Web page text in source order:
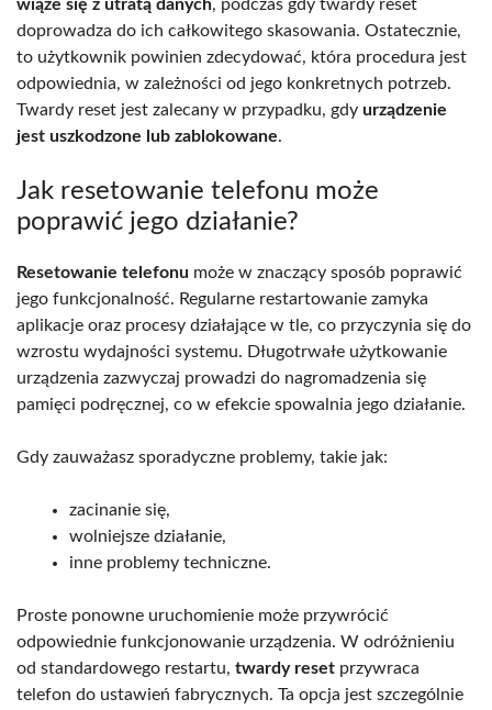
wiąże się z utratą danych, podczas gdy twardy reset
doprowadza do ich całkowitego skasowania. Ostatecznie,
to użytkownik powinien zdecydować, która procedura jest
odpowiednia, w zależności od jego konkretnych potrzeb.
Twardy reset jest zalecany w przypadku, gdy urządzenie
jest uszkodzone lub zablokowane.
Jak resetowanie telefonu może
poprawić jego działanie?
Resetowanie telefonu może w znaczący sposób poprawić
jego funkcjonalność. Regularne restartowanie zamyka
aplikacje oraz procesy działające w tle, co przyczynia się do
wzrostu wydajności systemu. Długotrwałe użytkowanie
urządzenia zazwyczaj prowadzi do nagromadzenia się
pamięci podręcznej, co w efekcie spowalnia jego działanie.
Gdy zauważasz sporadyczne problemy, takie jak:
zacinanie się,
wolniejsze działanie,
inne problemy techniczne.
Proste ponowne uruchomienie może przywrócić
odpowiednie funkcjonowanie urządzenia. W odróżnieniu
od standardowego restartu, twardy reset przywraca
telefon do ustawień fabrycznych. Ta opcja jest szczególnie